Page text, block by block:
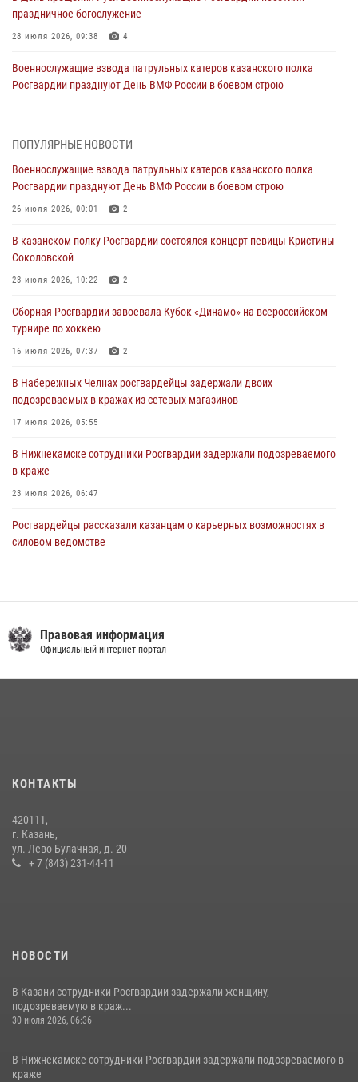
праздничное богослужение
28 июля 2026, 09:38 4
Военнослужащие взвода патрульных катеров казанского полка
Росгвардии празднуют День ВМФ России в боевом строю
Татарстанские росгвардейцы завоевали «бронзу» в окружном этапе
24 июля 2026, 15:05
В казанском полку Росгвардии состоялся концерт певицы Кристины
23 июля 2026, 10:22
В Нижнекамске сотрудники Росгвардии задержали подозреваемого
23 июля 2026, 06:47
В Казани Росгвардия приняла участие в обеспечении безопасности
22 июля 2026, 07:41 6
ПОПУЛЯРНЫЕ НОВОСТИ
Военнослужащие взвода патрульных катеров казанского полка
Росгвардии празднуют День ВМФ России в боевом строю
26 июля 2026, 00:01 2
В казанском полку Росгвардии состоялся концерт певицы Кристины
Соколовской
23 июля 2026, 10:22 2
Сборная Росгвардии завоевала Кубок «Динамо» на всероссийском
турнире по хоккею
16 июля 2026, 07:37 2
В Набережных Челнах росгвардейцы задержали двоих
подозреваемых в кражах из сетевых магазинов
17 июля 2026, 05:55
В Нижнекамске сотрудники Росгвардии задержали подозреваемого
в краже
23 июля 2026, 06:47
Росгвардейцы рассказали казанцам о карьерных возможностях в
силовом ведомстве
15 июля 2026, 08:41
10 июля 2026, 12:50
праздничное богослужение
28 июля 2026, 09:38 4
Правовая информация
Официальный интернет-портал
КОНТАКТЫ
420111,
г. Казань,
ул. Лево-Булачная, д. 20
+ 7 (843) 231-44-11
НОВОСТИ
В Казани сотрудники Росгвардии задержали женщину,
подозреваемую в краж...
30 июля 2026, 06:36
В Нижнекамске сотрудники Росгвардии задержали подозреваемого в
краже